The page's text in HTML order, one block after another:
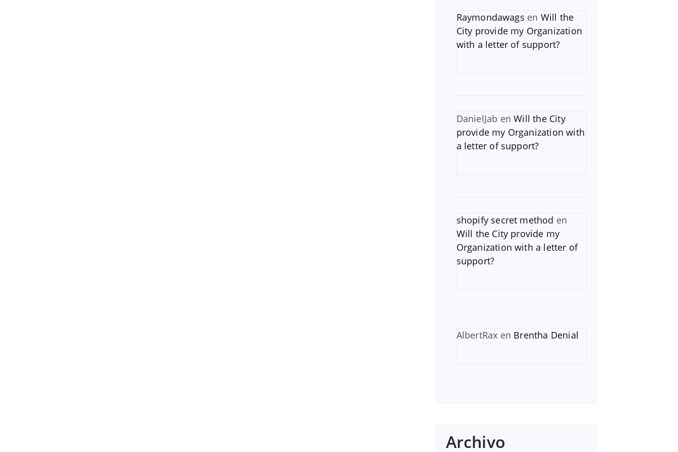
Raymondawags en Will the
City provide my Organization
with a letter of support?
DanielJab enWill the City
provide my Organization with
a letter of support?
shopify secret method en
Will the City provide my
Organization with a letter of
support?
AlbertRax en Brentha Denial
Archivo